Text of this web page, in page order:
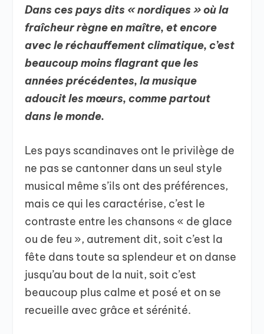
Dans ces pays dits « nordiques » où la
fraîcheur règne en maître, et encore
avec le réchauffement climatique, c’est
beaucoup moins flagrant que les
années précédentes, la musique
adoucit les mœurs, comme partout
dans le monde.
Les pays scandinaves ont le privilège de
ne pas se cantonner dans un seul style
musical même s’ils ont des préférences,
mais ce qui les caractérise, c’est le
contraste entre les chansons « de glace
ou de feu », autrement dit, soit c’est la
fête dans toute sa splendeur et on danse
jusqu’au bout de la nuit, soit c’est
beaucoup plus calme et posé et on se
recueille avec grâce et sérénité.